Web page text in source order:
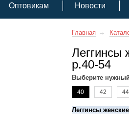
Оптовикам
Новости
Главная
Леггинсы
р.40-54
Выберите
40 42 44
Леггинсы